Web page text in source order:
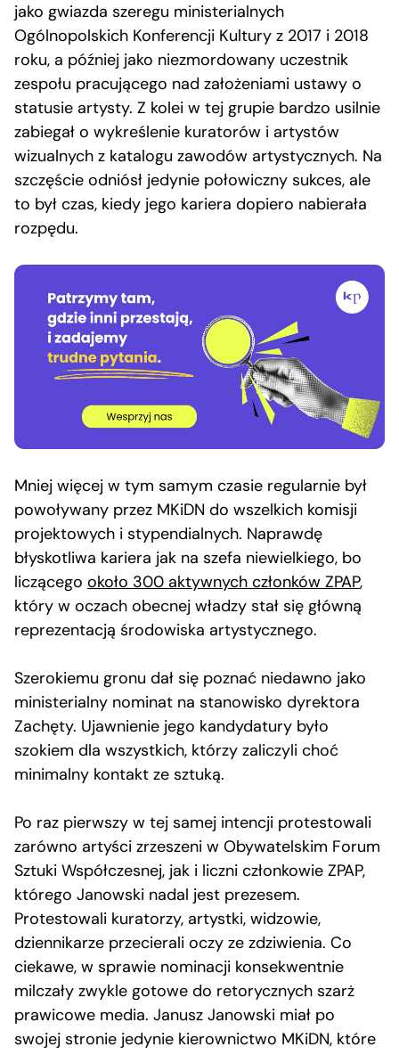
jako gwiazda szeregu ministerialnych
Ogólnopolskich Konferencji Kultury z 2017 i 2018
roku, a później jako niezmordowany uczestnik
zespołu pracującego nad założeniami ustawy o
statusie artysty. Z kolei w tej grupie bardzo usilnie
zabiegał o wykreślenie kuratorów i artystów
wizualnych z katalogu zawodów artystycznych. Na
szczęście odniósł jedynie połowiczny sukces, ale
to był czas, kiedy jego kariera dopiero nabierała
rozpędu.
Mniej więcej w tym samym czasie regularnie był
powoływany przez MKiDN do wszelkich komisji
projektowych i stypendialnych. Naprawdę
błyskotliwa kariera jak na szefa niewielkiego, bo
liczącego około 300 aktywnych członków ZPAP,
który w oczach obecnej władzy stał się główną
reprezentacją środowiska artystycznego.
Szerokiemu gronu dał się poznać niedawno jako
ministerialny nominat na stanowisko dyrektora
Zachęty. Ujawnienie jego kandydatury było
szokiem dla wszystkich, którzy zaliczyli choć
minimalny kontakt ze sztuką.
Po raz pierwszy w tej samej intencji protestowali
zarówno artyści zrzeszeni w Obywatelskim Forum
Sztuki Współczesnej, jak i liczni członkowie ZPAP,
którego Janowski nadal jest prezesem.
Protestowali kuratorzy, artystki, widzowie,
dziennikarze przecierali oczy ze zdziwienia. Co
ciekawe, w sprawie nominacji konsekwentnie
milczały zwykle gotowe do retorycznych szarż
prawicowe media. Janusz Janowski miał po
swojej stronie jedynie kierownictwo MKiDN, które